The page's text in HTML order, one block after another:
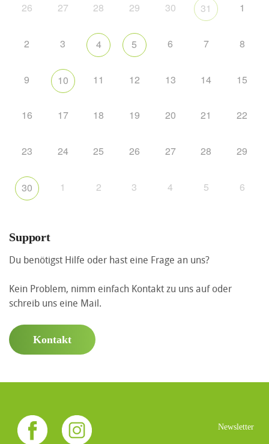
26 27 28 29 30 31 1
2 3 4 5 6 7 8
9 10 11 12 13 14 15
16 17 18 19 20 21 22
23 24 25 26 27 28 29
30 1 2 3 4 5 6
Support
Du benötigst Hilfe oder hast eine Frage an uns?
Kein Problem, nimm einfach Kontakt zu uns auf oder
schreib uns eine Mail.
Kontakt
Newsletter